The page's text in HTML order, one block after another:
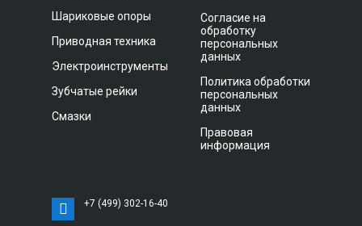
Шариковые опоры
Приводная техника
Электроинструменты
Зубчатые рейки
Смазки
Согласие на
обработку
персональных
данных
Политика обработки
персональных
данных
Правовая
информация
+7 (499) 302-16-40